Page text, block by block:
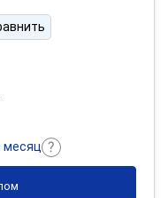
месяц